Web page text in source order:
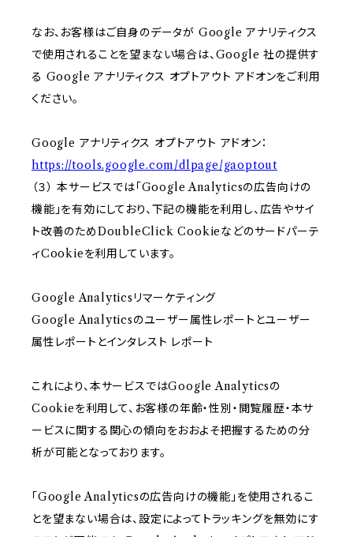
なお、お客様はご自身のデータが Google アナリティクス
で使用されることを望まない場合は、Google 社の提供す
る Google アナリティクス オプトアウト アドオンをご利用
ください。
Google アナリティクス オプトアウト アドオン：
https://tools.google.com/dlpage/gaoptout
（３） 本サービスでは「Google Analyticsの広告向けの
機能」を有効にしており、下記の機能を利用し、広告やサイ
ト改善のためDoubleClick Cookieなどのサードパーテ
ィCookieを利用しています。
Google Analyticsリマーケティング
Google Analyticsのユーザー属性レポートとユーザー
属性レポートとインタレスト レポート
これにより、本サービスではGoogle Analyticsの
Cookieを利用して、お客様の年齢・性別・閲覧履歴・本サ
ービスに関する関心の傾向をおおよそ把握するための分
析が可能となっております。
「Google Analyticsの広告向けの機能」を使用されるこ
とを望まない場合は、設定によってトラッキングを無効にす